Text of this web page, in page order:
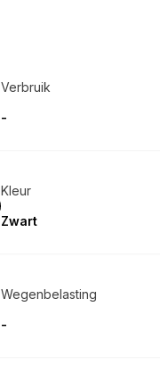
Verbruik
-
Kleur
Zwart
Wegenbelasting
-